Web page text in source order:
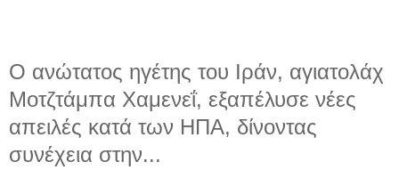
Ο ανώτατος ηγέτης του Ιράν, αγιατολάχ
Μοτζτάμπα Χαμενεΐ, εξαπέλυσε νέες
απειλές κατά των ΗΠΑ, δίνοντας
συνέχεια στην...